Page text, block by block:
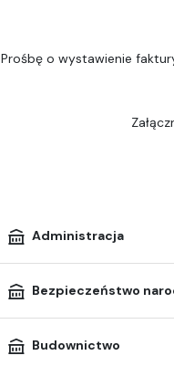
Prośbę o wystawienie
Administracja
Bezpieczeństwo
Budownictwo